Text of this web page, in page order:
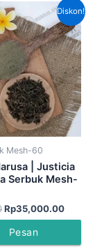
Diskon!
Mesh-60
| Justicia
Serbuk Mesh-
Harga
aslinya
adalah:
Rp50,000.00.
Rp35,000.00
Harga
saat
ini
Pesan